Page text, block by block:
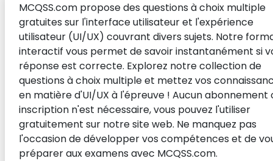
MCQSS.com propose des questions à choix multiple
gratuites sur l'interface utilisateur et l'expérience
utilisateur (UI/UX) couvrant divers sujets. Notre
interactif vous permet de savoir instantanément si
réponse est correcte. Explorez notre collection de
questions à choix multiple et mettez vos
en matière d'UI/UX à l'épreuve ! Aucun abonnement
inscription n'est nécessaire, vous pouvez l'utiliser
gratuitement sur notre site web. Ne manquez pas
l'occasion de développer vos compétences et de
préparer aux examens avec MCQSS.com.